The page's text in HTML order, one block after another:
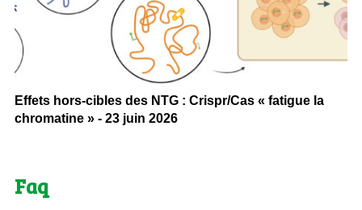
Effets hors-cibles des NTG : Crispr/Cas « fatigue la
chromatine » - 23 juin 2026
Faq